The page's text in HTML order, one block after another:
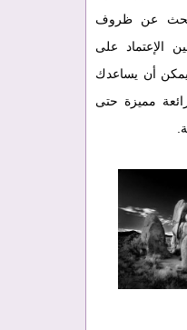
عن ظروف
الإعتماد على
يمكن أن يساعدك
مميزة حتى